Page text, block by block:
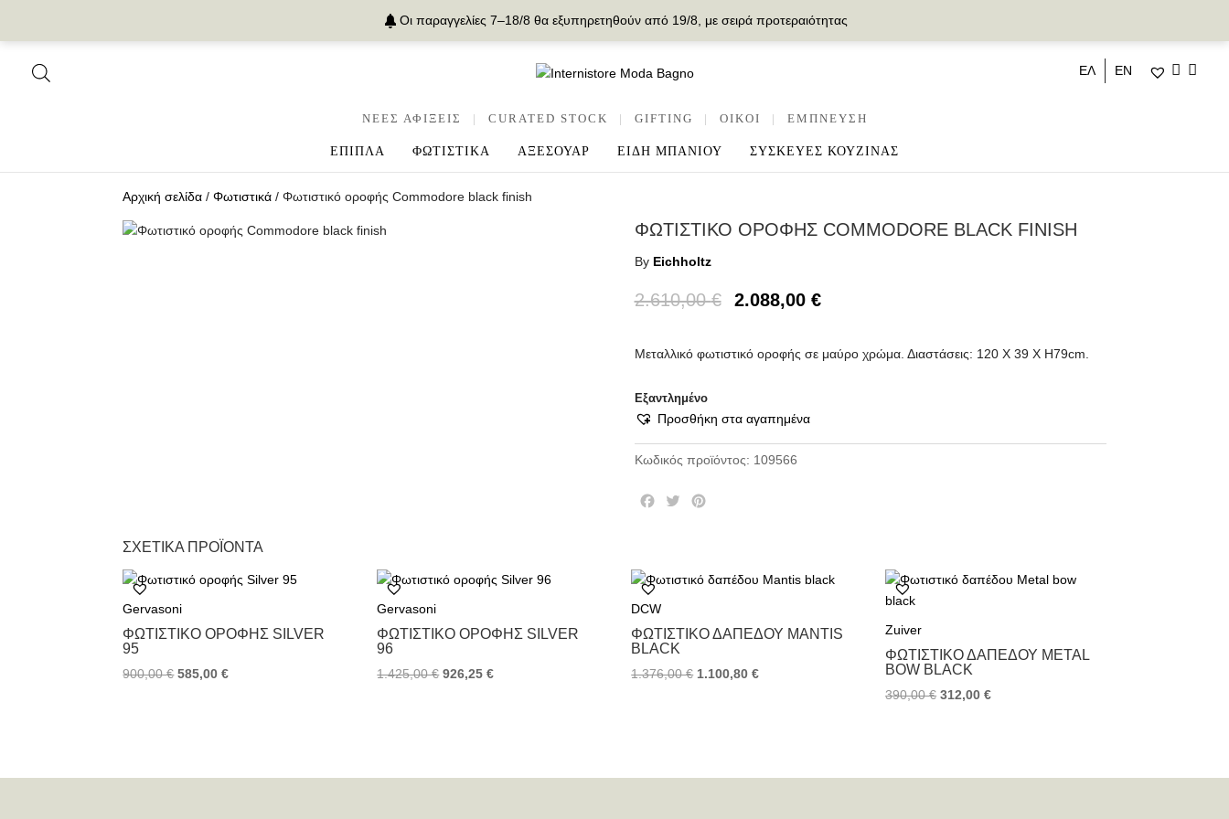
Οι παραγγελίες 7–18/8 θα εξυπηρετηθούν από 19/8, με σειρά προτεραιότητας
ΕΛ ΕΝ
ΝΕΕΣ ΑΦΙΞΕΙΣ | CURATED STOCK | GIFTING | OIKOI | ΕΜΠΝΕΥΣΗ
ΕΠΙΠΛΑ ΦΩΤΙΣΤΙΚΑ ΑΞΕΣΟΥΑΡ ΕΙΔΗ ΜΠΑΝΙΟΥ ΣΥΣΚΕΥΕΣ ΚΟΥΖΙΝΑΣ
Αρχική σελίδα /Φωτιστικά / Φωτιστικό οροφής Commodore black finish
ΦΩΤΙΣΤΙΚΟ ΟΡΟΦΗΣ COMMODORE BLACK FINISH
By Eichholtz
2.610,00€ 2.088,00 €
Μεταλλικό φωτιστικό οροφής σε μαύρο χρώμα. Διαστάσεις: 120 Χ 39 Χ Η79cm.
Εξαντλημένο
Προσθήκη στα αγαπημένα
Κωδικός προϊόντος: 109566
o
k
e
s
ΣΧΕΤΙΚΆ ΠΡΟΪΌΝΤΑ
Gervasoni
ΦΩΤΙΣΤΙΚΌ ΟΡΟΦΉΣ SILVER
95
900,00€ 585,00€
Gervasoni
ΦΩΤΙΣΤΙΚΌ ΟΡΟΦΉΣ SILVER
96
1.425,00€ 926,25€
DCW
ΦΩΤΙΣΤΙΚΌ ΔΑΠΈΔΟΥ MANTIS
BLACK
1.376,00€ 1.100,80€
Zuiver
ΦΩΤΙΣΤΙΚΌ ΔΑΠΈΔΟΥ METAL
BOW BLACK
390,00€ 312,00€